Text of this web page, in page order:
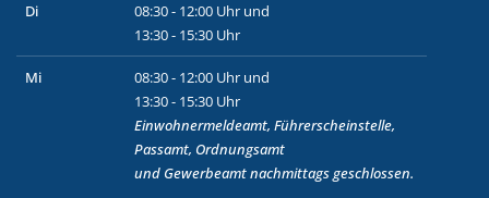
Di
08:30 - 12:00 Uhr und
13:30 - 15:30 Uhr
Mi
08:30 - 12:00 Uhr und
13:30 - 15:30 Uhr
Einwohnermeldeamt, Führerscheinstelle,
Passamt, Ordnungsamt
und Gewerbeamtnachmittags geschlossen.